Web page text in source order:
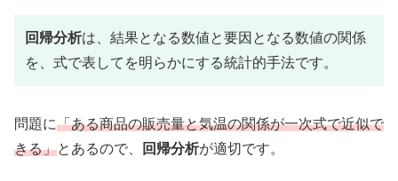
回帰分析は、結果となる数値と要因となる数値の関係
を、式で表してを明らかにする統計的手法です。
問題に「ある商品の販売量と気温の関係が一次式で近似で
きる」とあるので、 回帰分析が適切です。